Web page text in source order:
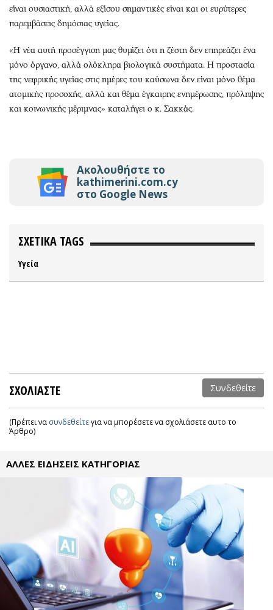
είναι ουσιαστική, αλλά εξίσου σημαντικές είναι και οι ευρύτερες
παρεμβάσεις δημόσιας υγείας.
«Η νέα αυτή προσέγγιση μας θυμίζει ότι η ζέστη δεν επηρεάζει ένα
μόνο όργανο, αλλά ολόκληρα βιολογικά συστήματα. Η προστασία
της νεφρικής υγείας στις ημέρες του καύσωνα δεν είναι μόνο θέμα
ατομικής προσοχής, αλλά και θέμα έγκαιρης ενημέρωσης, πρόληψης
και κοινωνικής μέριμνας» καταλήγει ο κ. Σακκάς.
Ακολουθήστε το
kathimerini.com.cy
στο Google News
ΣΧΕΤΙΚΑ TAGS
Υγεία
ΣΧΟΛΙΑΣΤΕ Συνδεθείτε
(Πρέπει να συνδεθείτεγια να μπορέσετε να σχολιάσετε αυτο το
Άρθρο)
ΑΛΛΕΣ ΕΙΔΗΣΕΙΣ ΚΑΤΗΓΟΡΙΑΣ